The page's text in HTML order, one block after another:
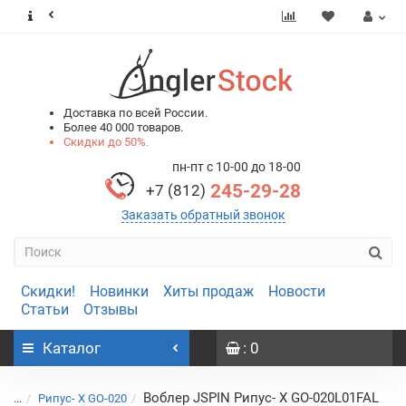
Доставка по всей России.
Более 40 000 товаров.
Скидки до 50%.
пн-пт с 10-00 до 18-00
+7 (812) 245-29-28
Заказать обратный звонок
Скидки! Новинки Хиты продаж
Новости
Статьи
Отзывы
Каталог : 0
... Рипус- X GO-020 Воблер JSPIN Рипус- X GO-020L01FAL